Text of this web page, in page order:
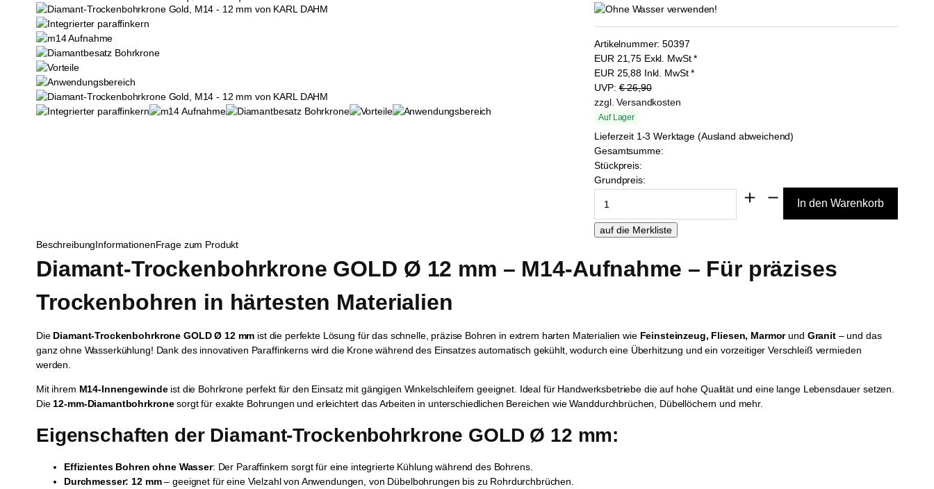
Artikelnummer: 50397
EUR 21,75 Exkl. MwSt *
EUR 25,88 Inkl. MwSt *
UVP:€ 26,90
zzgl. Versandkosten
Auf Lager
Lieferzeit 1-3 Werktage (Ausland abweichend)
Gesamtsumme:
Stückpreis:
Grundpreis:
BeschreibungInformationenFrage zum Produkt
Diamant-Trockenbohrkrone GOLD Ø 12 mm – M14-Aufnahme – Für präzises
Trockenbohren in härtesten Materialien
Die Diamant-Trockenbohrkrone GOLD Ø 12 mm ist die perfekte Lösung für das schnelle, präzise Bohren in extrem harten Materialien wie Feinsteinzeug, Fliesen, Marmorund Granit– und das
ganz ohne Wasserkühlung! Dank des innovativen Paraffinkerns wird die Krone während des Einsatzes automatisch gekühlt, wodurch eine Überhitzung und ein vorzeitiger Verschleiß vermieden
werden.
Mit ihrem M14-Innengewindeist die Bohrkrone perfekt für den Einsatz mit gängigen Winkelschleifern geeignet. Ideal für Handwerksbetriebe die auf hohe Qualität und eine lange Lebensdauer setzen.
Die 12-mm-Diamantbohrkronesorgt für exakte Bohrungen und erleichtert das Arbeiten in unterschiedlichen Bereichen wie Wanddurchbrüchen, Dübellöchern und mehr.
Eigenschaften der Diamant-Trockenbohrkrone GOLD Ø 12 mm:
Effizientes Bohren ohne Wasser: Der Paraffinkern sorgt für eine integrierte Kühlung während des Bohrens.
Durchmesser: 12 mm– geeignet für eine Vielzahl von Anwendungen, von Dübelbohrungen bis zu Rohrdurchbrüchen.